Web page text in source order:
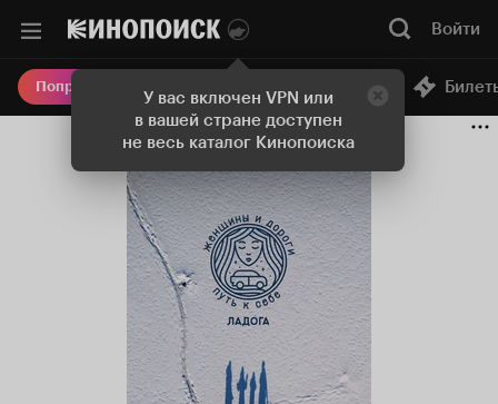
У вас включен VPN или
в вашей стране доступен
не весь каталог Кинопоиска
Войти
Попробовать Плюс Онлайн-кинотеатр